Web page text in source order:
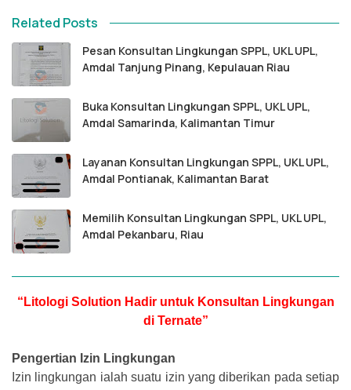
Related Posts
Pesan Konsultan Lingkungan SPPL, UKL UPL,
Amdal Tanjung Pinang, Kepulauan Riau
Buka Konsultan Lingkungan SPPL, UKL UPL,
Amdal Samarinda, Kalimantan Timur
Layanan Konsultan Lingkungan SPPL, UKL UPL,
Amdal Pontianak, Kalimantan Barat
Memilih Konsultan Lingkungan SPPL, UKL UPL,
Amdal Pekanbaru, Riau
“Litologi Solution Hadir untuk Konsultan Lingkungan
di Ternate”
Pengertian Izin Lingkungan
Izin lingkungan ialah suatu izin yang diberikan pada setiap